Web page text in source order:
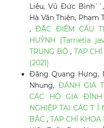
Liệu, Vũ Đức
Hà Văn Thiện, Phạm
,ĐẶC ĐIỂM CẤU
HUỶNH (Tarrietia
TRUNG BỘ, TẠP
(2021)
Đặng Quang Hưng,
Nhung, ĐÁNH GIÁ
CÁC HỘ GIA
NGHIỆP TẠI CÁC T Ỉ
BẮC , TẠP CHÍ KHOA